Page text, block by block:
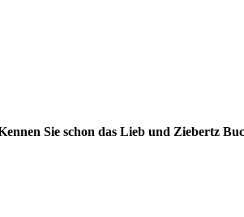
Sie schon dasLieb und Ziebertz